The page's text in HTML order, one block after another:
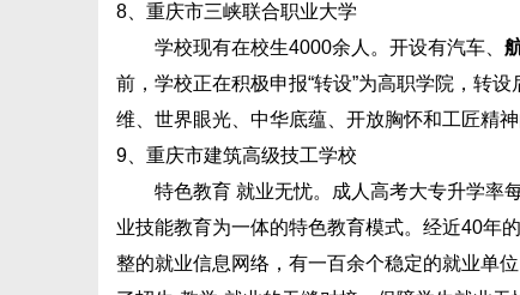
8、重庆市三峡联合职业大学
学校现有在校生4000余人。开设有汽车、
前，学校正在积极申报“转设”为高职学院，转
维、世界眼光、中华底蕴、开放胸怀和工匠精
9、重庆市建筑高级技工学校
特色教育 就业无忧。成人高考大专升学率每
业技能教育为一体的特色教育模式。经近40年
整的就业信息网络，有一百余个稳定的就业单